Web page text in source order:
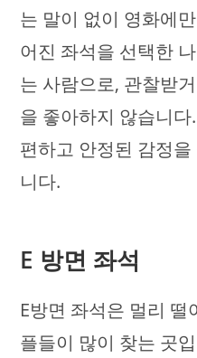
는 말이 없이 영화에
어진 좌석을 선택한
는 사람으로, 관찰받
을 좋아하지 않습니
편하고 안정된 감정
니다.
E 방면 좌석
E방면 좌석은 멀리 떨
플들이 많이 찾는 곳